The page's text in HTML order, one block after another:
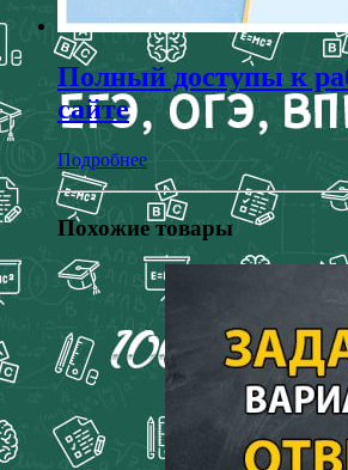
Полный доступы к
сайте
Подробнее
Похожие товары